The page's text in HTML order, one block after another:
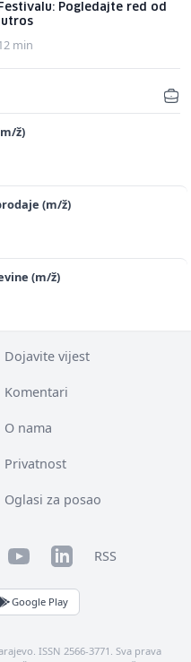
Festivalu: Pogledajte red od
min
ž)
(m/ž)
(m/ž)
Dojavite vijest
Komentari
O nama
Privatnost
Oglasi za posao
YouTubeLinkedInRSS
Google Play
ISSN 2566-3771. Sva prava